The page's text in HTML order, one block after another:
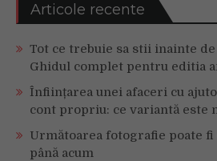
Articole recente
Tot ce trebuie sa stii inainte
Ghidul complet pentru editia
Înființarea unei afaceri cu
cont propriu: ce variantă este
Următoarea fotografie poate fi
până acum